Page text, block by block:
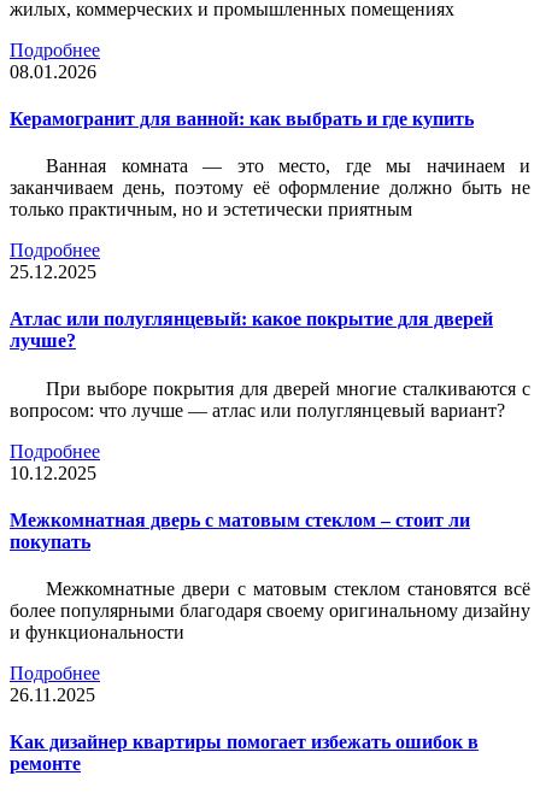
жилых, коммерческих и промышленных помещениях
Подробнее
08.01.2026
Керамогранит для ванной: как выбрать и где купить
Ванная комната — это место, где мы начинаем и
заканчиваем день, поэтому её оформление должно быть не
только практичным, но и эстетически приятным
Подробнее
25.12.2025
Атлас или полуглянцевый: какое покрытие для дверей
лучше?
При выборе покрытия для дверей многие сталкиваются с
вопросом: что лучше — атлас или полуглянцевый вариант?
Подробнее
10.12.2025
Межкомнатная дверь с матовым стеклом – стоит ли
покупать
Межкомнатные двери с матовым стеклом становятся всё
более популярными благодаря своему оригинальному дизайну
и функциональности
Подробнее
26.11.2025
Как дизайнер квартиры помогает избежать ошибок в
ремонте